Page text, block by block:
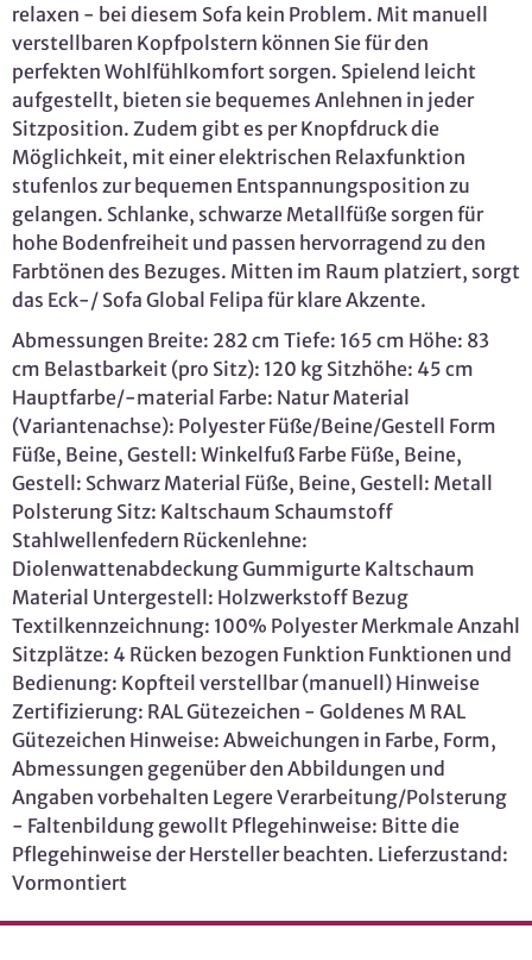
relaxen - bei diesem Sofa kein Problem. Mit manuell
verstellbaren Kopfpolstern können Sie für den
perfekten Wohlfühlkomfort sorgen. Spielend leicht
aufgestellt, bieten sie bequemes Anlehnen in jeder
Sitzposition. Zudem gibt es per Knopfdruck die
Möglichkeit, mit einer elektrischen Relaxfunktion
stufenlos zur bequemen Entspannungsposition zu
gelangen. Schlanke, schwarze Metallfüße sorgen für
hohe Bodenfreiheit und passen hervorragend zu den
Farbtönen des Bezuges. Mitten im Raum platziert, sorgt
das Eck-/ Sofa Global Felipa für klare Akzente.
Abmessungen Breite: 282 cm Tiefe: 165 cm Höhe: 83
cm Belastbarkeit (pro Sitz): 120 kg Sitzhöhe: 45 cm
Hauptfarbe/-material Farbe: Natur Material
(Variantenachse): Polyester Füße/Beine/Gestell Form
Füße, Beine, Gestell: Winkelfuß Farbe Füße, Beine,
Gestell: Schwarz Material Füße, Beine, Gestell: Metall
Polsterung Sitz: Kaltschaum Schaumstoff
Stahlwellenfedern Rückenlehne:
Diolenwattenabdeckung Gummigurte Kaltschaum
Material Untergestell: Holzwerkstoff Bezug
Textilkennzeichnung: 100% Polyester Merkmale Anzahl
Sitzplätze: 4 Rücken bezogen Funktion Funktionen und
Bedienung: Kopfteil verstellbar (manuell) Hinweise
Zertifizierung: RAL Gütezeichen - Goldenes M RAL
Gütezeichen Hinweise: Abweichungen in Farbe, Form,
Abmessungen gegenüber den Abbildungen und
Angaben vorbehalten Legere Verarbeitung/Polsterung
- Faltenbildung gewollt Pflegehinweise: Bitte die
Pflegehinweise der Hersteller beachten. Lieferzustand:
Vormontiert